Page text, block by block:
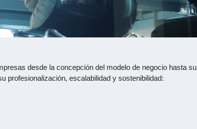
desde la concepción del modelo de negocio hasta su
profesionalización, escalabilidad y sostenibilidad: